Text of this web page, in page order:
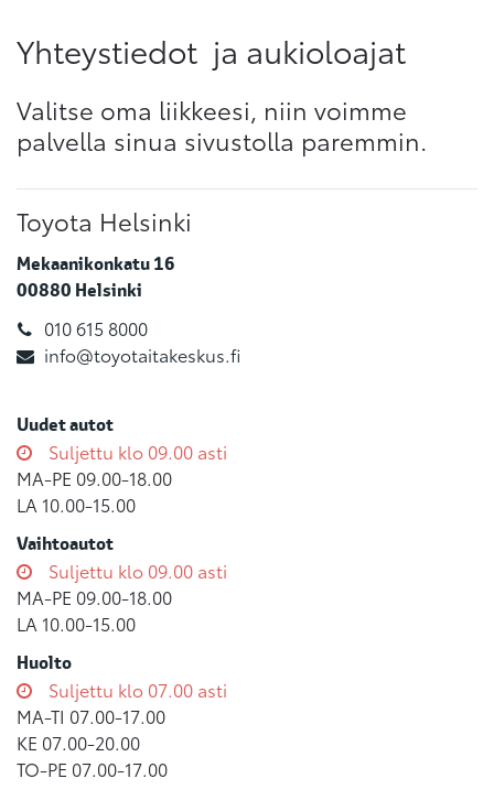
Yhteystiedot ja aukioloajat
Valitse oma liikkeesi, niin voimme
palvella sinua sivustolla paremmin.
Toyota Helsinki
Mekaanikonkatu 16
00880 Helsinki
010 615 8000
info@toyotaitakeskus.fi
Uudet autot
Suljettu klo 09.00 asti
MA-PE 09.00-18.00
LA 10.00-15.00
Vaihtoautot
Suljettu klo 09.00 asti
MA-PE 09.00-18.00
LA 10.00-15.00
Huolto
Suljettu klo 07.00 asti
MA-TI 07.00-17.00
KE 07.00-20.00
TO-PE 07.00-17.00